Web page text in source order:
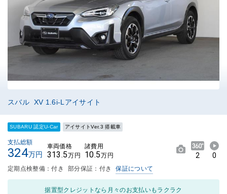
スバル XV 1.6i-Lアイサイト
SUBARU 認定U-Car アイサイトVer.3 搭載車
支払総額
324万円
車両価格
313.5万円
諸費用
10.5万円 2 0
定期点検整備：付き 部分保証：付き 保証について
据置型クレジットなら月々のお支払いもラクラク